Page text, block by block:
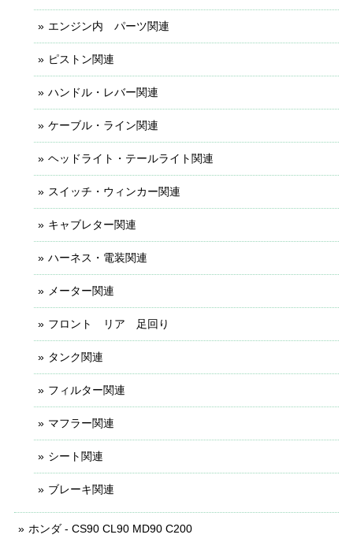
エンジン内 パーツ関連
ピストン関連
ハンドル・レバー関連
ケーブル・ライン関連
ヘッドライト・テールライト関連
スイッチ・ウィンカー関連
キャブレター関連
ハーネス・電装関連
メーター関連
フロント リア 足回り
タンク関連
フィルター関連
マフラー関連
シート関連
ブレーキ関連
ホンダ - CS90 CL90 MD90 C200